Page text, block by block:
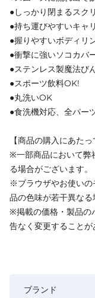
●しっかり閉まるスク
●持ち運びやすいキャ
●握りやすいボディリ
●衝撃に強いソコカバ
●ステンレス製魔法び
●スポーツ飲料OK!
●丸洗いOK
●食洗機対応、全パー
【商品の購入にあたっ
※一部商品において弊
る場合がございます。
※ブラウザやお使いの
品の色味が若干異なる
※掲載の価格・製品の
告なく変更することが
ブランド